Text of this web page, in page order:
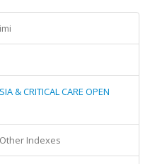
& CRITICAL CARE OPEN
Other Indexes